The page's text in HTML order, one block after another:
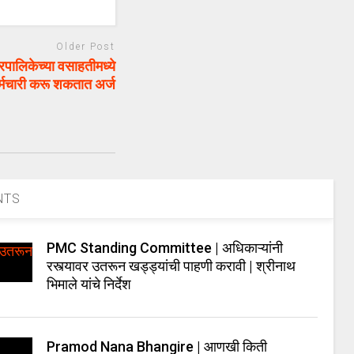
Older Post
वसाहतीमध्ये
करू शकतात अर्ज
PMC Standing Committee | अधिकाऱ्यांनी
रस्त्यावर उतरून खड्ड्यांची पाहणी करावी | श्रीनाथ
भिमाले यांचे निर्देश
Pramod Nana Bhangire | आणखी किती